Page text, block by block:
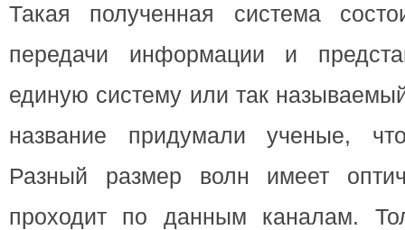
Такая полученная система
передачи информации и
единую систему или так
название придумали ученые,
Разный размер волн имеет
проходит по данным каналам.